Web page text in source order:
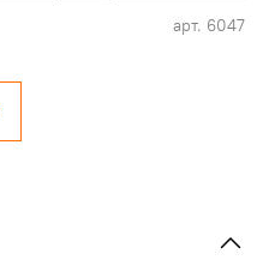
арт. 6047